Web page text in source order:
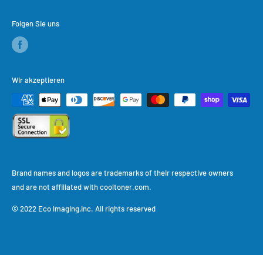
Brand names and logos are trademarks of their respective owners
and are not affiliated with cooltoner.com.
© 2022 Eco lmaging,Inc. All rights reserved
Folgen Sie uns
Wir akzeptieren